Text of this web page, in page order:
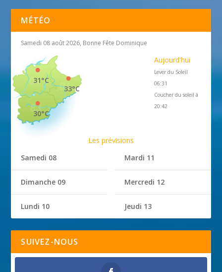
MÉTÉO
Samedi 08 août 2026, Bonne Fête Dominique
33°C
31°C
30°C
Aujourd'hui
Lever du Soleil
06:31
Coucher du soleil à
20:42
Les prévisions
Samedi 08
Dimanche 09
Lundi 10
Mardi 11
Mercredi 12
Jeudi 13
SUIVEZ-NOUS